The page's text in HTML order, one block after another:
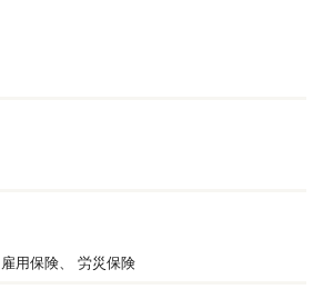
雇用保険、 労災保険